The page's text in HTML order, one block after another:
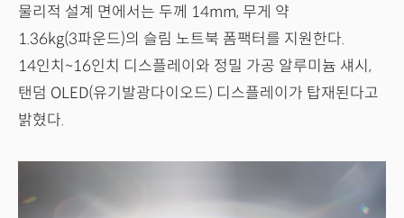
물리적 설계 면에서는 두께 14mm, 무게 약
1.36kg(3파운드)의 슬림 노트북 폼팩터를 지원한다.
14인치~16인치 디스플레이와 정밀 가공 알루미늄 섀시,
탠덤 OLED(유기발광다이오드) 디스플레이가 탑재된다고
밝혔다.